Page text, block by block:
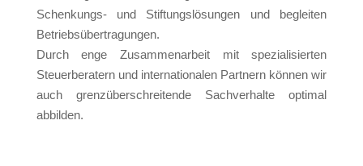
Schenkungs- und Stiftungslösungen und begleiten
Betriebsübertragungen.
Durch enge Zusammenarbeit mit spezialisierten
Steuerberatern und internationalen Partnern können wir
auch grenzüberschreitende Sachverhalte optimal
abbilden.